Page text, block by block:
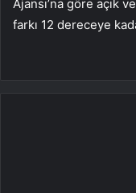
Ajansı’na göre açık
farkı 12 dereceye